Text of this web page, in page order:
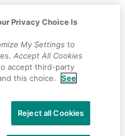
Privacy Choice Is
My Settings to
Accept All Cookies
accept third-party
this choice.
See
Reject all Cookies